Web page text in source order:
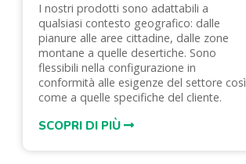
I nostri prodotti sono adattabili a
qualsiasi contesto geografico: dalle
pianure alle aree cittadine, dalle zone
montane a quelle desertiche. Sono
flessibili nella configurazione in
conformità alle esigenze del settore così
come a quelle specifiche del cliente.
SCOPRI DI PIÙ